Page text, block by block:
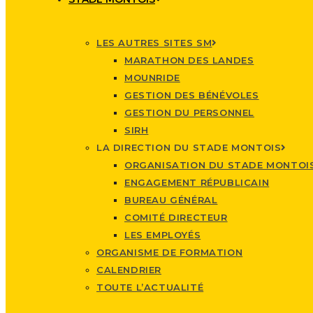
LES AUTRES SITES SM
MARATHON DES LANDES
MOUNRIDE
GESTION DES BÉNÉVOLES
GESTION DU PERSONNEL
SIRH
LA DIRECTION DU STADE MONTOIS
ORGANISATION DU STADE
ENGAGEMENT RÉPUBLICAIN
BUREAU GÉNÉRAL
COMITÉ DIRECTEUR
LES EMPLOYÉS
ORGANISME DE FORMATION
CALENDRIER
TOUTE L’ACTUALITÉ